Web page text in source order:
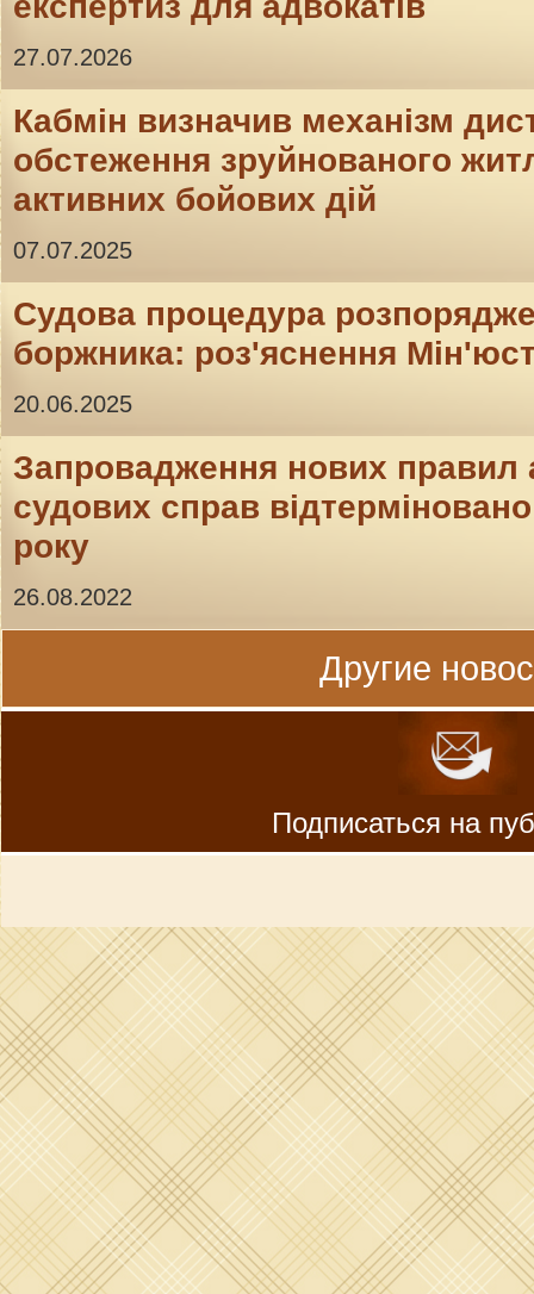
27.07.2026
Кабмін визначив механізм
обстеження зруйнованого
активних бойових дій
07.07.2025
Судова процедура
боржника: роз'яснення
20.06.2025
Запровадження нових правил
судових справ
року
26.08.2022
Другие
Подписаться на